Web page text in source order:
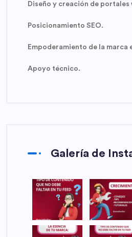
Diseño y creación de portales
Posicionamiento SEO.
Empoderamiento de la marca
Apoyo técnico.
Galería de